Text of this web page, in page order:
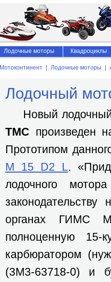
Мотоконтинент Лодочные моторы
Лодочный
Новый
TMC произведен
Прототипом
M 15 D2 L.
лодочного
органах ГИМС
полноценную 15-
карбюратором
(3M3-63718-0) и
Лодочные моторы Квадроциклы